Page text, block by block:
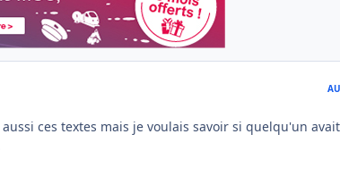
ces textes mais je voulais savoir si quelqu'un